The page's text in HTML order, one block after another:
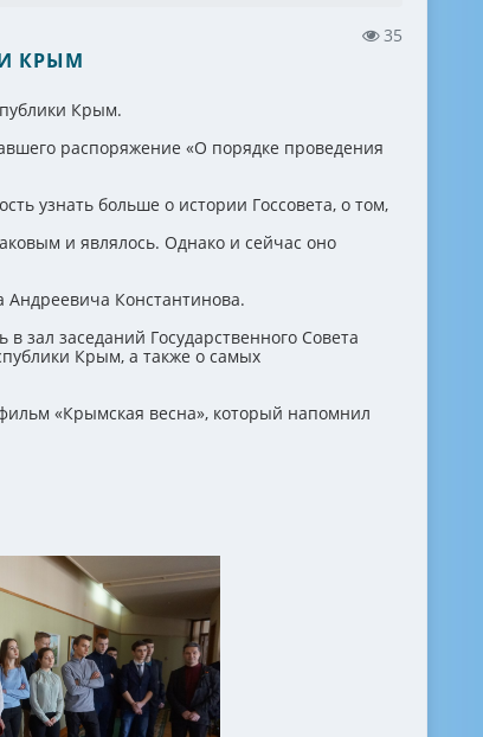
35
КРЫМ
Крым.
распоряжение «О порядке проведения
узнать больше о истории Госсовета, о том,
и являлось. Однако и сейчас оно
Андреевича Константинова.
зал заседаний Государственного Совета
Крым, а также о самых
«Крымская весна», который напомнил